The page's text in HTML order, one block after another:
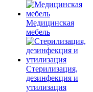
Медицинская
мебель
Стерилизация,
дезинфекция и
утилизация